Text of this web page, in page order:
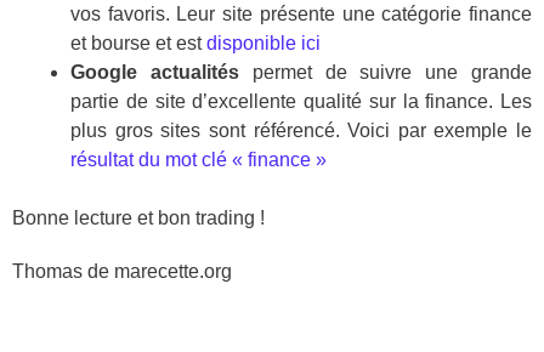
vos favoris. Leur site présente une catégorie finance
et bourse et estdisponible ici
Google actualitéspermet de suivre une grande
partie de site d’excellente qualité sur la finance. Les
plus gros sites sont référencé. Voici par exemple le
résultat du mot clé « finance »
Bonne lecture et bon trading !
Thomas de marecette.org